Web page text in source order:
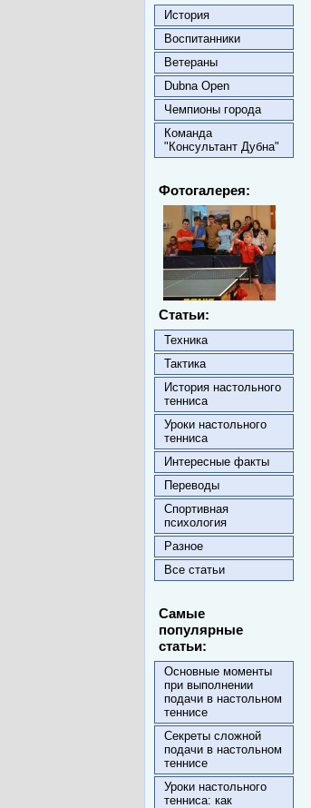
История
Воспитанники
Ветераны
Dubna Open
Чемпионы города
Команда
"Консультант Дубна"
Фотогалерея:
Статьи:
Техника
Тактика
История настольного
тенниса
Уроки настольного
тенниса
Интересные факты
Переводы
Спортивная
психология
Разное
Все статьи
Самые
популярные
статьи:
Основные моменты
при выполнении
подачи в настольном
теннисе
Секреты сложной
подачи в настольном
теннисе
Уроки настольного
тенниса: как